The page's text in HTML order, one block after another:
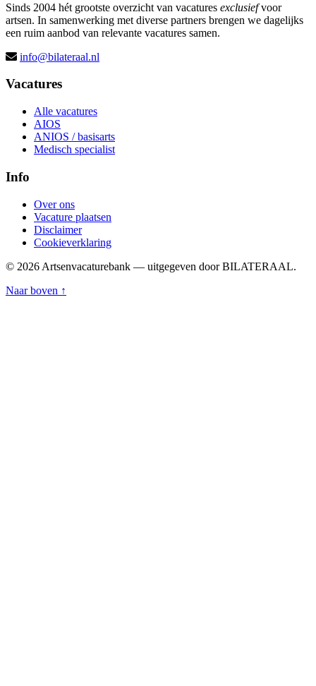
Sinds 2004 hét grootste overzicht van vacatures exclusiefvoor
artsen. In samenwerking met diverse partners brengen we dagelijks
een ruim aanbod van relevante vacatures samen.
info@bilateraal.nl
Vacatures
Alle vacatures
AIOS
ANIOS / basisarts
Medisch specialist
Info
Over ons
Vacature plaatsen
Disclaimer
Cookieverklaring
© 2026 Artsenvacaturebank — uitgegeven door BILATERAAL.
Naar boven ↑